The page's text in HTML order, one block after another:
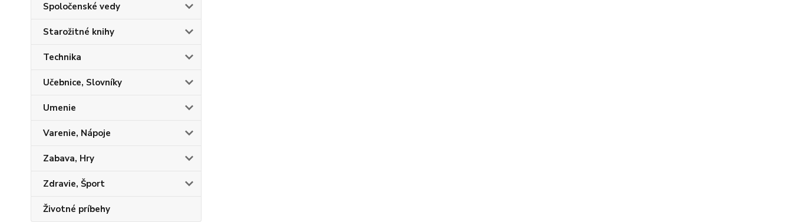
Spoločenské vedy
Starožitné knihy
Technika
Učebnice, Slovníky
Umenie
Varenie, Nápoje
Zabava, Hry
Zdravie, Šport
Životné príbehy